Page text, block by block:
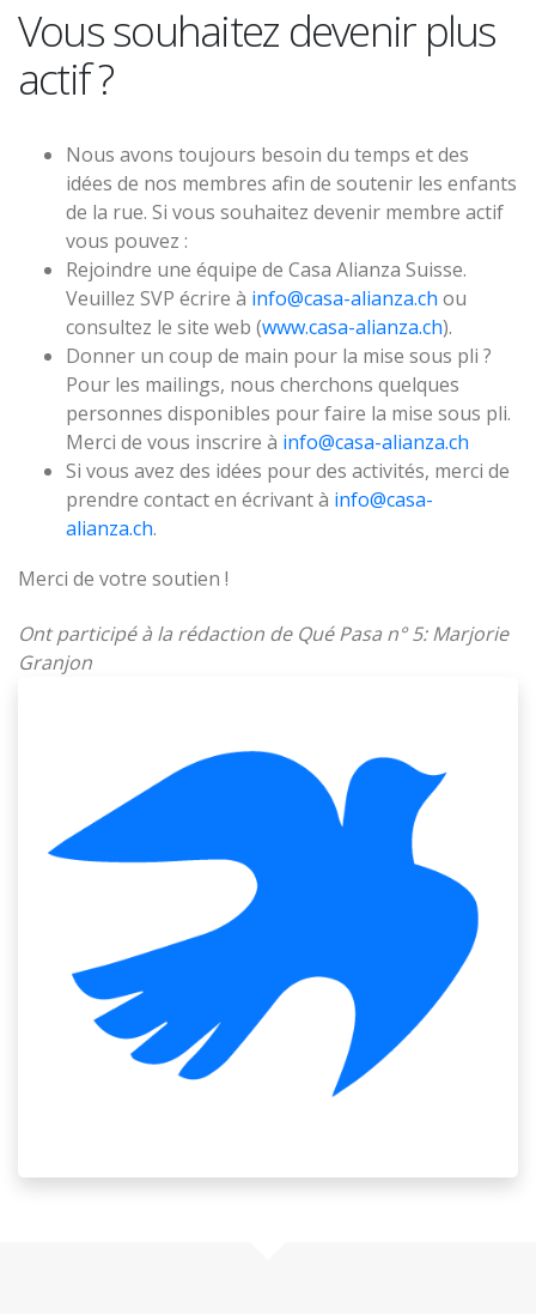
Vous souhaitez devenir plus
actif ?
Nous avons toujours besoin du temps et des
idées de nos membres afin de soutenir les enfants
de la rue. Si vous souhaitez devenir membre actif
vous pouvez :
Rejoindre une équipe de Casa Alianza Suisse.
Veuillez SVP écrire à info@casa-alianza.ch ou
consultez le site web (www.casa-alianza.ch).
Donner un coup de main pour la mise sous pli ?
Pour les mailings, nous cherchons quelques
personnes disponibles pour faire la mise sous pli.
Merci de vous inscrire à info@casa-alianza.ch
Si vous avez des idées pour des activités, merci de
prendre contact en écrivant à info@casa-
alianza.ch.
Merci de votre soutien !
Ont participé à la rédaction de Qué Pasa n° 5: Marjorie
Granjon